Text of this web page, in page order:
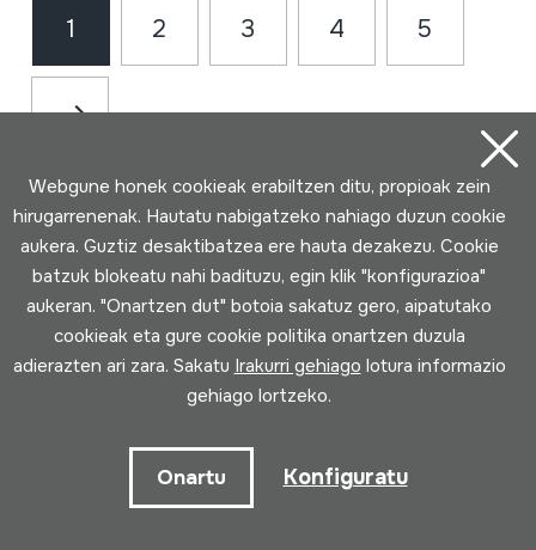
1 2 3 4 5
Harremanetarako
943 493 578
soinuenea@soinuenea.eus
Webgune honek cookieak erabiltzen ditu, propioak zein
hirugarrenenak. Hautatu nabigatzeko nahiago duzun cookie
aukera. Guztiz desaktibatzea ere hauta dezakezu. Cookie
batzuk blokeatu nahi badituzu, egin klik "konfigurazioa"
aukeran. "Onartzen dut" botoia sakatuz gero, aipatutako
cookieak eta gure cookie politika onartzen duzula
adierazten ari zara. Sakatu Irakurri gehiago lotura informazio
gehiago lortzeko.
Onartu Konfiguratu